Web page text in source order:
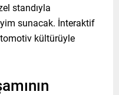
standıyla
sunacak. İnteraktif
kültürüyle